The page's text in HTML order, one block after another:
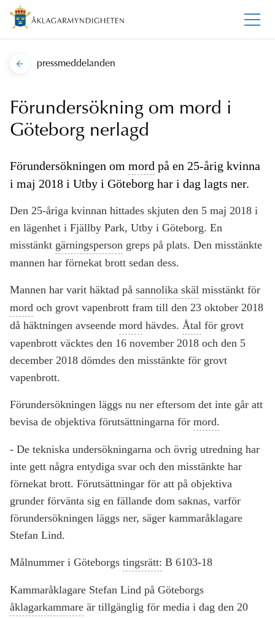
pressmeddelanden
Förundersökning om mord i
Göteborg nerlagd
Förundersökningen om mord på en 25-årig kvinna
i maj 2018 i Utby i Göteborg har i dag lagts ner.
Den 25-åriga kvinnan hittades skjuten den 5 maj 2018 i
en lägenhet i Fjällby Park, Utby i Göteborg. En
misstänkt gärningsperson greps på plats. Den misstänkte
mannen har förnekat brott sedan dess.
Mannen har varit häktad på sannolika skäl misstänkt för
mord och grovt vapenbrott fram till den 23 oktober 2018
då häktningen avseende mord hävdes. Åtal för grovt
vapenbrott väcktes den 16 november 2018 och den 5
december 2018 dömdes den misstänkte för grovt
vapenbrott.
Förundersökningen läggs nu ner eftersom det inte går att
bevisa de objektiva förutsättningarna för mord.
- De tekniska undersökningarna och övrig utredning har
inte gett några entydiga svar och den misstänkte har
förnekat brott. Förutsättningar för att på objektiva
grunder förvänta sig en fällande dom saknas, varför
förundersökningen läggs ner, säger kammaråklagare
Stefan Lind.
Målnummer i Göteborgs tingsrätt: B 6103-18
Kammaråklagare Stefan Lind på Göteborgs
åklagarkammare är tillgänglig för media i dag den 20